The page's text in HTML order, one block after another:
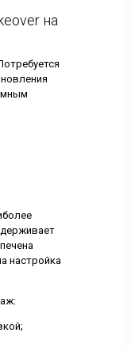
на
настройка